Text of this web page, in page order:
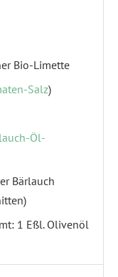
Bio-Limette
Salz)
Öl-
Bärlauch
1 Eßl. Olivenöl